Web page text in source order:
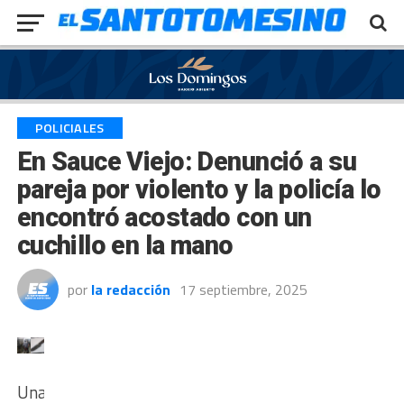
POLICIALES
En Sauce Viejo: Denunció a su
pareja por violento y la policía lo
encontró acostado con un
cuchillo en la mano
por la redacción 17 septiembre, 2025
Una
Exit mobile version